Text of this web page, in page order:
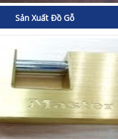
Sản Xuất Đồ Gỗ